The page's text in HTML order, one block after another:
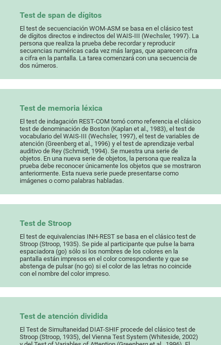
Test de span de dígitos
El test de secuenciación WOM-ASM se basa en el clásico test
de dígitos directos e indirectos del WAIS-III (Wechsler, 1997). La
persona que realiza la prueba debe recordar y reproducir
secuencias numéricas cada vez más largas, que aparecen cifra
a cifra en la pantalla. La tarea comenzará con una secuencia de
dos números.
Test de memoria léxica
El test de indagación REST-COM tomó como referencia el clásico
test de denominación de Boston (Kaplan et al., 1983), el test de
vocabulario del WAIS-III (Wechsler, 1997), el test de variables de
atención (Greenberg et al., 1996) y el test de aprendizaje verbal
auditivo de Rey (Schmidt, 1994). Se muestra una serie de
objetos. En una nueva serie de objetos, la persona que realiza la
prueba debe reconocer únicamente los objetos que se mostraron
anteriormente. Esta nueva serie puede presentarse como
imágenes o como palabras habladas.
Test de Stroop
El test de equivalencias INH-REST se basa en el clásico test de
Stroop (Stroop, 1935). Se pide al participante que pulse la barra
espaciadora (go) sólo si los nombres de los colores en la
pantalla están impresos en el color correspondiente y que se
abstenga de pulsar (no go) si el color de las letras no coincide
con el nombre del color impreso.
Test de atención dividida
El Test de Simultaneidad DIAT-SHIF procede del clásico test de
Stroop (Stroop, 1935), del Vienna Test System (Whiteside, 2002)